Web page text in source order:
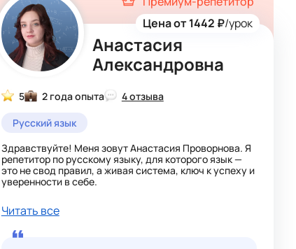
Анастасия
Александровна
Цена от 1442 ₽/урок
5 2 года опыта
4 отзыва
Русский язык
Здравствуйте! Меня зовут Анастасия Проворнова. Я
репетитор по русскому языку, для которого язык —
это не свод правил, а живая система, ключ к успеху и
уверенности в себе.
Моя специализация:
1-4 классы: Интересная и понятная подача основ
развитие грамотной речи и письма.
Читать все